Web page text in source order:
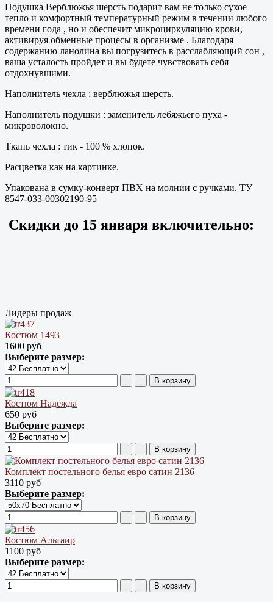
Подушка Верблюжья шерсть подарит вам не только сухое
тепло и комфортный температурный режим в течении любого
времени года , но и обеспечит микроциркуляцию крови,
активируя обменные процесы в организме . Благодаря
содержанию ланолина вы погрузитесь в расслабляющий сон ,
ваша усталость пройдет и вы будете чувствовать себя
отдохнувшими.
Наполнитель чехла : верблюжья шерсть.
Наполнитель подушки : заменитель лебяжьего пуха -
микроволокно.
Ткань чехла : тик - 100 % хлопок.
Расцветка как на картинке.
Упакована в сумку-конверт ПВХ на молнии с ручками. ТУ
8547-033-00302190-95
Скидки до 15 января включительно:
Лидеры продаж
Костюм 1493
1600 руб
Выберите размер:
Костюм Надежда
650 руб
Выберите размер:
Комплект постельного белья евро сатин 2136
3110 руб
Выберите размер:
Костюм Альтаир
1100 руб
Выберите размер: